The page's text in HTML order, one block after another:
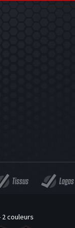
Tissus Logos
2 couleurs